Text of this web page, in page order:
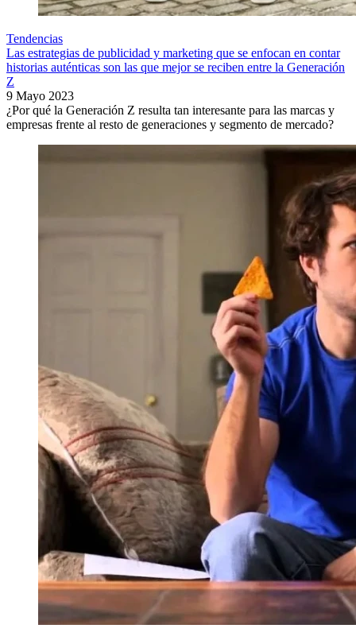
Tendencias
Las estrategias de publicidad y marketing que se enfocan en contar
historias auténticas son las que mejor se reciben entre la Generación
Z
9 Mayo 2023
¿Por qué la Generación Z resulta tan interesante para las marcas y
empresas frente al resto de generaciones y segmento de mercado?